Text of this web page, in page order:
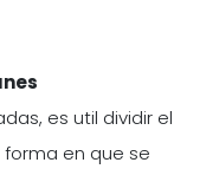
es util dividir el
en que se